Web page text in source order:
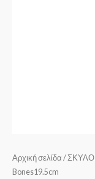
Αρχική σελίδα /ΣΚΥΛΟΙ
Bones19.5cm